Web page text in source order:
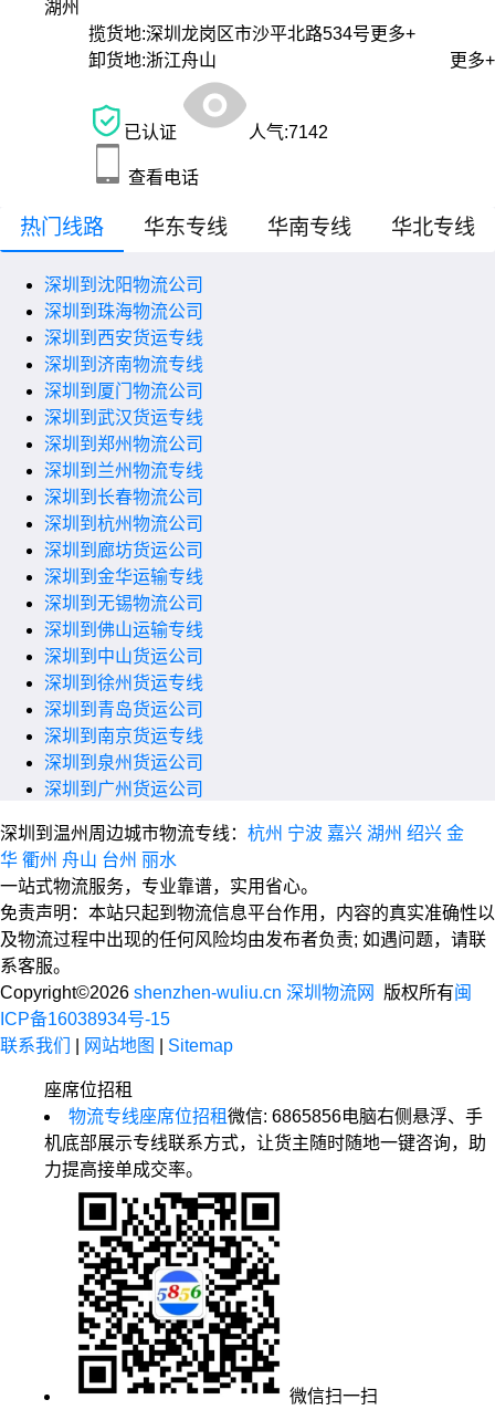
湖州
揽货地:深圳龙岗区市沙平北路534号更多+
卸货地:浙江舟山 更多+
已认证 人气:7142
查看电话
热门线路 华东专线 华南专线 华北专线
深圳到沈阳物流公司
深圳到珠海物流公司
深圳到西安货运专线
深圳到济南物流专线
深圳到厦门物流公司
深圳到武汉货运专线
深圳到郑州物流公司
深圳到兰州物流专线
深圳到长春物流公司
深圳到杭州物流公司
深圳到廊坊货运公司
深圳到金华运输专线
深圳到无锡物流公司
深圳到佛山运输专线
深圳到中山货运公司
深圳到徐州货运专线
深圳到青岛货运公司
深圳到南京货运专线
深圳到泉州货运公司
深圳到广州货运公司
深圳到温州周边城市物流专线： 杭州 宁波 嘉兴 湖州 绍兴 金
华 衢州 舟山 台州 丽水
一站式物流服务，专业靠谱，实用省心。
免责声明：本站只起到物流信息平台作用，内容的真实准确性以
及物流过程中出现的任何风险均由发布者负责; 如遇问题，请联
系客服。
Copyright©2026 shenzhen-wuliu.cn 深圳物流网 版权所有闽
ICP备16038934号-15
联系我们
网站地图 Sitemap
座席位招租
物流专线座席位招租微信: 6865856电脑右侧悬浮、手
机底部展示专线联系方式，让货主随时随地一键咨询，助
力提高接单成交率。
微信扫一扫